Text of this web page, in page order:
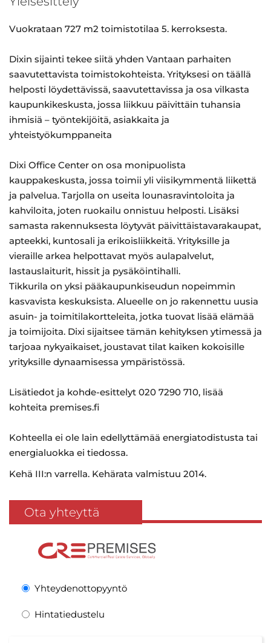
Vuokrataan 727 m2 toimistotilaa 5. kerroksesta.
Dixin sijainti tekee siitä yhden Vantaan parhaiten
saavutettavista toimistokohteista. Yrityksesi on täällä
helposti löydettävissä, saavutettavissa ja osa vilkasta
kaupunkikeskusta, jossa liikkuu päivittäin tuhansia
ihmisiä – työntekijöitä, asiakkaita ja
yhteistyökumppaneita
Dixi Office Center on osa monipuolista
kauppakeskusta, jossa toimii yli viisikymmentä liikettä
ja palvelua. Tarjolla on useita lounasravintoloita ja
kahviloita, joten ruokailu onnistuu helposti. Lisäksi
samasta rakennuksesta löytyvät päivittäistavarakaupat,
apteekki, kuntosali ja erikoisliikkeitä. Yrityksille ja
vieraille arkea helpottavat myös aulapalvelut,
lastauslaiturit, hissit ja pysäköintihalli.
Tikkurila on yksi pääkaupunkiseudun nopeimmin
kasvavista keskuksista. Alueelle on jo rakennettu uusia
asuin- ja toimitilakortteleita, jotka tuovat lisää elämää
ja toimijoita. Dixi sijaitsee tämän kehityksen ytimessä ja
tarjoaa nykyaikaiset, joustavat tilat kaiken kokoisille
yrityksille dynaamisessa ympäristössä.
Lisätiedot ja kohde-esittelyt 020 7290 710, lisää
kohteita premises.fi
Kohteella ei ole lain edellyttämää energiatodistusta tai
energialuokka ei tiedossa.
Kehä III:n varrella. Kehärata valmistuu 2014.
Ota yhteyttä
Yhteydenottopyyntö
Hintatiedustelu